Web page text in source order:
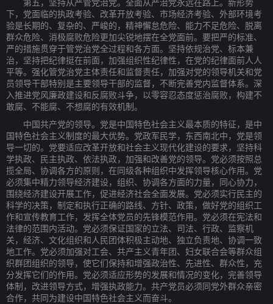
下，党面临的执政考验、改革开放考验、市场经济考验、外部环境考
验是长期的、复杂的、严峻的，精神懈怠危险、能力不足危险、脱离
群众危险、消极腐败危险更加尖锐地摆在全党面前。要把严的标准、
严的措施贯穿于管党治党全过程和各方面。坚持依规治党、标本兼
治，坚持把纪律挺在前面，加强组织性纪律性，在党的纪律面前人人
平等。强化管党治党主体责任和监督责任，加强对党的领导机关和党
员领导干部特别是主要领导干部的监督，不断完善党内监督体系。深
入推进党风廉政建设和反腐败斗争，以零容忍态度惩治腐败，构建不
敢腐、不能腐、不想腐的有效机制。
中国共产党的领导。党是中国特色社会主义最本质的特征，是中
国特色社会主义制度的最大优势。党政军民学，东西南北中，党是领
导一切的。党要适应改革开放和社会主义现代化建设的要求，坚持科
学执政、民主执政、依法执政，加强和改善党的领导。党必须按照总
揽全局、协调各方的原则，在同级各种组织中发挥领导核心作用。党
必须集中精力领导经济建设，组织、协调各方面的力量，同心协力，
围绕经济建设开展工作，促进经济社会全面发展。党必须实行民主的
科学的决策，制定和执行正确的路线、方针、政策，做好党的组织工
作和宣传教育工作，发挥全体党员的先锋模范作用。党必须在宪法和
法律的范围内活动。党必须保证国家的立法、司法、行政、监察机
关，经济、文化组织和人民团体积极主动地、独立负责地、协调一致
地工作。党必须加强对工会、共产主义青年团、妇女联合会等群众组
织群团组织的领导，使它们保持和增强政治性、先进性、群众性，充
分发挥它们的作用。党必须适应形势的发展和情况的变化，完善领导
体制，改进领导方式，增强执政能力。共产党员必须同党外群众亲密
合作，共同为建设中国特色社会主义而奋斗。